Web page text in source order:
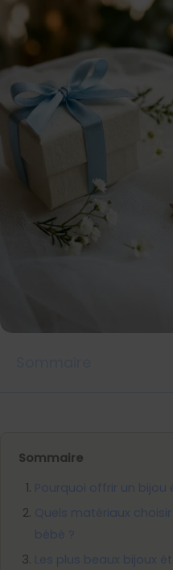
Sommaire
Pourquoi offrir un
Quels matériaux
bébé ?
Les plus beaux bijoux